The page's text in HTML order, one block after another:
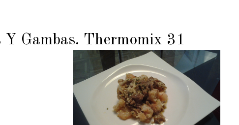
Y Gambas. Thermomix 31